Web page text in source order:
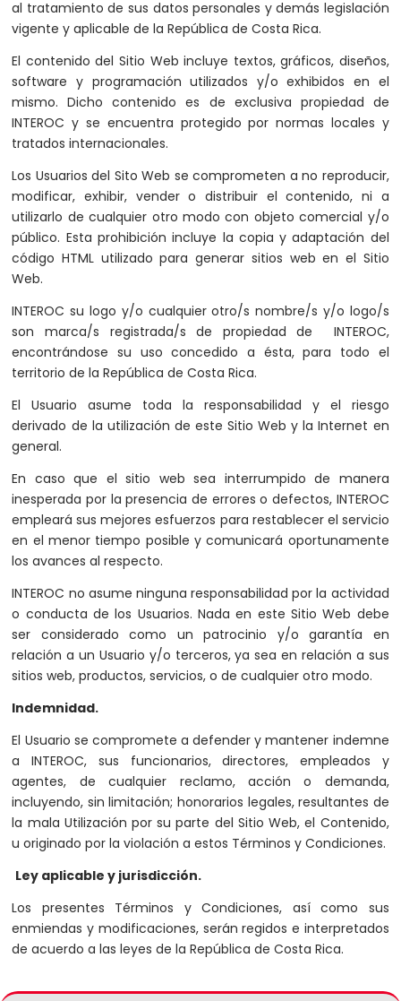
al tratamiento de sus datos personales y demás legislación
vigente y aplicable de la República de Costa Rica.
El contenido del Sitio Web incluye textos, gráficos, diseños,
software y programación utilizados y/o exhibidos en el
mismo. Dicho contenido es de exclusiva propiedad de
INTEROC y se encuentra protegido por normas locales y
tratados internacionales.
Los Usuarios del Sito Web se comprometen a no reproducir,
modificar, exhibir, vender o distribuir el contenido, ni a
utilizarlo de cualquier otro modo con objeto comercial y/o
público. Esta prohibición incluye la copia y adaptación del
código HTML utilizado para generar sitios web en el Sitio
Web.
INTEROC su logo y/o cualquier otro/s nombre/s y/o logo/s
son marca/s registrada/s de propiedad de INTEROC,
encontrándose su uso concedido a ésta, para todo el
territorio de la República de Costa Rica.
El Usuario asume toda la responsabilidad y el riesgo
derivado de la utilización de este Sitio Web y la Internet en
general.
En caso que el sitio web sea interrumpido de manera
inesperada por la presencia de errores o defectos, INTEROC
empleará sus mejores esfuerzos para restablecer el servicio
en el menor tiempo posible y comunicará oportunamente
los avances al respecto.
INTEROC no asume ninguna responsabilidad por la actividad
o conducta de los Usuarios. Nada en este Sitio Web debe
ser considerado como un patrocinio y/o garantía en
relación a un Usuario y/o terceros, ya sea en relación a sus
sitios web, productos, servicios, o de cualquier otro modo.
Indemnidad.
El Usuario se compromete a defender y mantener indemne
a INTEROC, sus funcionarios, directores, empleados y
agentes, de cualquier reclamo, acción o demanda,
incluyendo, sin limitación; honorarios legales, resultantes de
la mala Utilización por su parte del Sitio Web, el Contenido,
u originado por la violación a estos Términos y Condiciones.
Ley aplicable y jurisdicción.
Los presentes Términos y Condiciones, así como sus
enmiendas y modificaciones, serán regidos e interpretados
de acuerdo a las leyes de la República de Costa Rica.